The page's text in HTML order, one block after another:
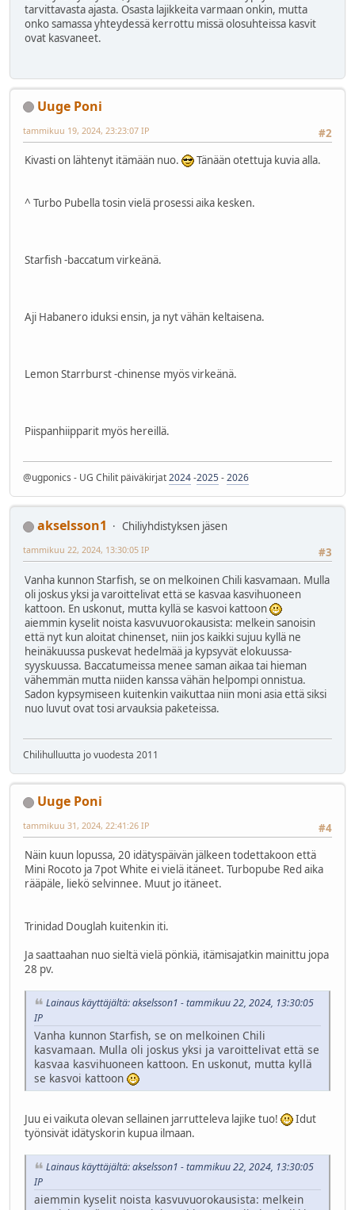
tarvittavasta ajasta. Osasta lajikkeita varmaan onkin, mutta
onko samassa yhteydessä kerrottu missä olosuhteissa kasvit
ovat kasvaneet.
Uuge Poni
#2
tammikuu 19, 2024, 23:23:07 IP
Kivasti on lähtenyt itämään nuo. Tänään otettuja kuvia alla.
^ Turbo Pubella tosin vielä prosessi aika kesken.
Starfish -baccatum virkeänä.
Aji Habanero iduksi ensin, ja nyt vähän keltaisena.
Lemon Starrburst -chinense myös virkeänä.
Piispanhiipparit myös hereillä.
@ugponics - UG Chilit päiväkirjat2024-2025 -2026
akselsson1
Chiliyhdistyksen jäsen
#3
tammikuu 22, 2024, 13:30:05 IP
Vanha kunnon Starfish, se on melkoinen Chili kasvamaan. Mulla
oli joskus yksi ja varoittelivat että se kasvaa kasvihuoneen
kattoon. En uskonut, mutta kyllä se kasvoi kattoon
aiemmin kyselit noista kasvuvuorokausista: melkein sanoisin
että nyt kun aloitat chinenset, niin jos kaikki sujuu kyllä ne
heinäkuussa puskevat hedelmää ja kypsyvät elokuussa-
syyskuussa. Baccatumeissa menee saman aikaa tai hieman
vähemmän mutta niiden kanssa vähän helpompi onnistua.
Sadon kypsymiseen kuitenkin vaikuttaa niin moni asia että siksi
nuo luvut ovat tosi arvauksia paketeissa.
Chilihulluutta jo vuodesta 2011
Uuge Poni
#4
tammikuu 31, 2024, 22:41:26 IP
Näin kuun lopussa, 20 idätyspäivän jälkeen todettakoon että
Mini Rocoto ja 7pot White ei vielä itäneet. Turbopube Red aika
rääpäle, liekö selvinnee. Muut jo itäneet.
Trinidad Douglah kuitenkin iti.
Ja saattaahan nuo sieltä vielä pönkiä, itämisajatkin mainittu jopa
28 pv.
Lainaus käyttäjältä: akselsson1 - tammikuu 22, 2024, 13:30:05
IP
Vanha kunnon Starfish, se on melkoinen Chili
kasvamaan. Mulla oli joskus yksi ja varoittelivat että se
kasvaa kasvihuoneen kattoon. En uskonut, mutta kyllä
se kasvoi kattoon
Juu ei vaikuta olevan sellainen jarrutteleva lajike tuo!
Idut
työnsivät idätyskorin kupua ilmaan.
Lainaus käyttäjältä: akselsson1 - tammikuu 22, 2024, 13:30:05
IP
aiemmin kyselit noista kasvuvuorokausista: melkein